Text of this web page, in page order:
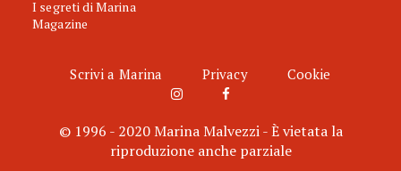
I segreti di Marina
Magazine
Scrivi a Marina Privacy Cookie
© 1996 - 2020 Marina Malvezzi - È vietata la
riproduzione anche parziale